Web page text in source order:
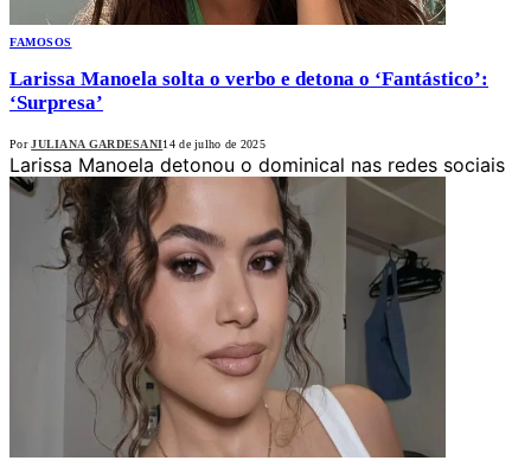
FAMOSOS
Larissa Manoela solta o verbo e detona o ‘Fantástico’:
‘Surpresa’
Por JULIANA GARDESANI14 de julho de 2025
Larissa Manoela detonou o dominical nas redes sociais